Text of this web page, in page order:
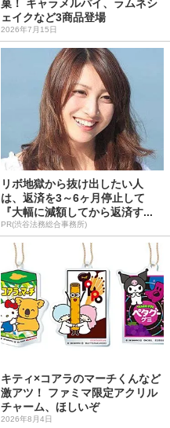
菓！ キャラメルパイ、ラムネシ
ェイクなど3商品登場
2026年7月15日
リボ地獄から抜け出したい人
は、返済を3～6ヶ月停止して
『大幅に減額してから返済す...
PR(渋谷法務総合事務所)
キティ×コアラのマーチくんなど
激アツ！ ファミマ限定アクリル
チャーム、ほしいぞ
2026年8月4日